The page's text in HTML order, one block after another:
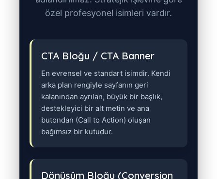
özel profesyonel isimleri vardır.
CTA Bloğu / CTA Banner
En evrensel ve standart isimdir. Kendi
arka plan rengiyle sayfanın geri
kalanından ayrılan, büyük bir başlık,
destekleyici bir alt metin ve ana
butondan (Call to Action) oluşan
bağımsız bir kutudur.
Dönüşüm Bloğu (Conversion